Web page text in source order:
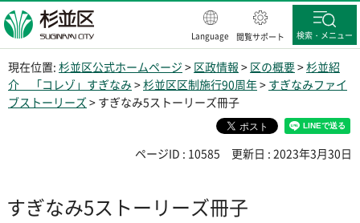
杉並区
Language 閲覧サポート 検索・メニュー
現在位置: 杉並区公式ホームページ > 区政情報 > 区の概要>杉並紹
介 「コレゾ」すぎなみ >杉並区区制施行90周年> すぎなみファイ
ブストーリーズ> すぎなみ5ストーリーズ冊子
ページID : 10585 更新日 : 2023年3月30日
すぎなみ5ストーリーズ冊子